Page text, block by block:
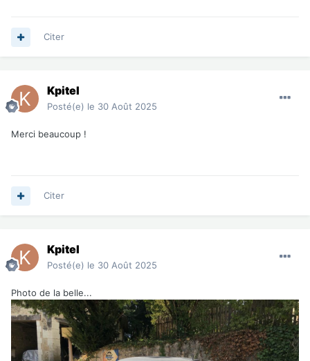
Citer
Kpitel
Posté(e) le 30 Août 2025
Merci beaucoup !
Citer
Kpitel
Posté(e) le 30 Août 2025
Photo de la belle...